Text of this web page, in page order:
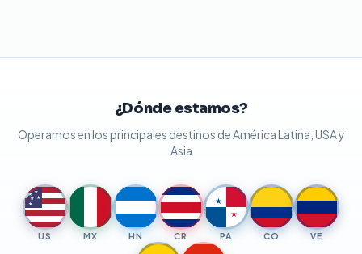
¿Dónde estamos?
Operamos en los principales destinos de América Latina, USA y
Asia
★ ★
★ ★
★
US MX HN CR
★
★
PA CO VE